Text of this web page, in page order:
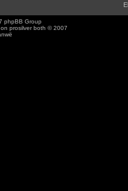
phpBB Group
prosilverboth © 2007